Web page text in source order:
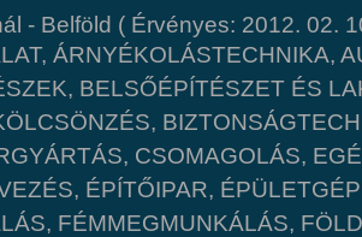
- Belföld ( Érvényes: 2012. 02.
ÁRNYÉKOLÁSTECHNIKA,
BELSŐÉPÍTÉSZET ÉS
CSOMAGOLÁS,
ÉPÍTŐIPAR,
FÉMMEGMUNKÁLÁS,